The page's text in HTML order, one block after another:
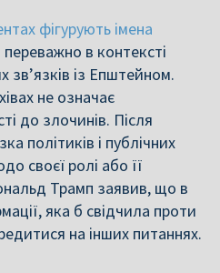
фігурують імена
в контексті
зв’язків із Епштейном.
не означає
до злочинів. Після
політиків і публічних
своєї ролі або її
Трамп заявив, що в
яка б свідчила проти
на інших питаннях.